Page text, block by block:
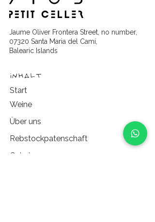
Jaume Oliver Frontera Street, no number,
07320 Santa Maria del Camí,
Balearic Islands
Inhalt
Start
Weine
Über uns​
Rebstockpatenschaft
Galerie